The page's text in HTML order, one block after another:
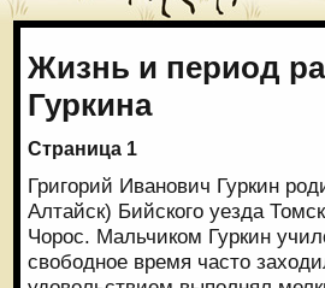
Жизнь и период
Гуркина
Страница 1
Григорий Иванович Гуркин
Алтайск) Бийского уезда
Чорос. Мальчиком Гуркин
свободное время часто